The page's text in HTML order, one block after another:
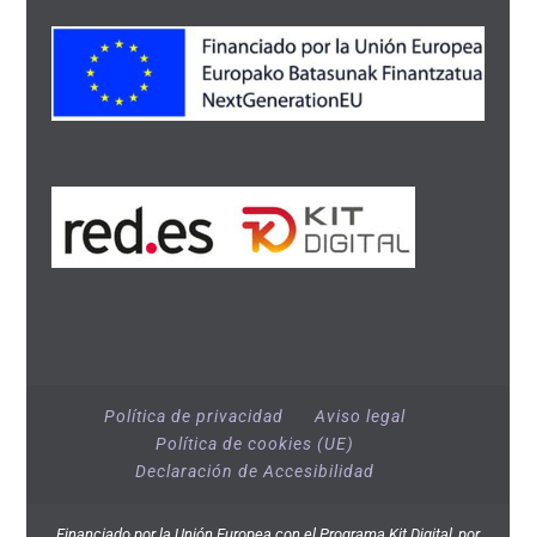
Política de privacidad
Aviso legal
Política de cookies (UE)
Declaración de Accesibilidad